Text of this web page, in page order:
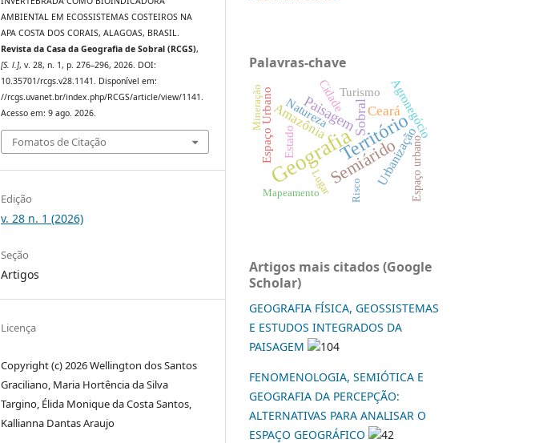
AMBIENTAL EM ECOSSISTEMAS COSTEIROS NA
APA COSTA DOS CORAIS, ALAGOAS, BRASIL.
Revista da Casa da Geografia de Sobral (RCGS),
[S. l.], v. 28, n. 1, p. 276–296, 2026. DOI:
10.35701/rcgs.v28.1141. Disponível em:
//rcgs.uvanet.br/index.php/RCGS/article/view/1141.
Acesso em: 9 ago. 2026.
Fomatos de Citação
Edição
v. 28 n. 1 (2026)
Seção
Artigos
Licença
Copyright (c) 2026 Wellington dos Santos
Graciliano, Maria Hortência da Silva
Targino, Élida Monique da Costa Santos,
Kallianna Dantas Araujo
Palavras-chave
GeografiaTerritório
Semiárido
Sobral
Paisagem Ceará
Amazônia
Urbanização
Agronegócio
Espaço Urbano Turismo
Cidade
Natureza
Estado Espaço urbano
Lugar
Mapeamento Risco
Mineração
Artigos mais citados (Google
Scholar)
GEOGRAFIA FÍSICA, GEOSSISTEMAS
E ESTUDOS INTEGRADOS DA
PAISAGEM
104
FENOMENOLOGIA, SEMIÓTICA E
GEOGRAFIA DA PERCEPÇÃO:
ALTERNATIVAS PARA ANALISAR O
ESPAÇO GEOGRÁFICO
42